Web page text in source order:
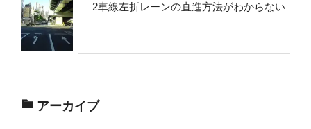
2車線左折レーンの直進方法がわからない
アーカイブ